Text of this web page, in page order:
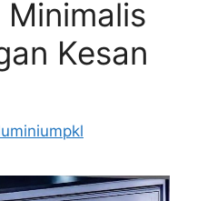
Kesan